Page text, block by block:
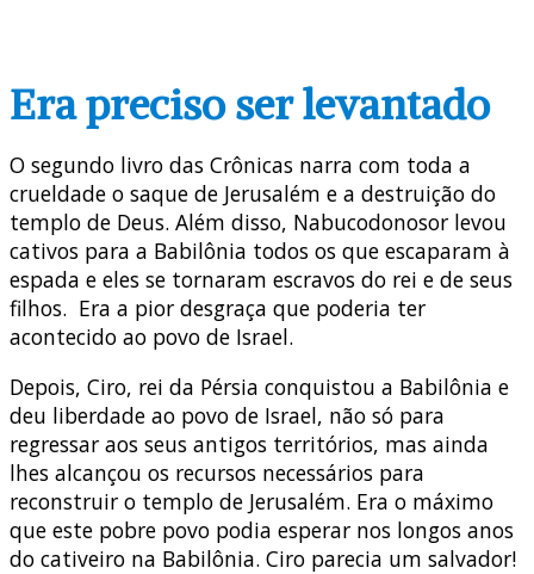
Era preciso ser levantado
O segundo livro das Crônicas narra com toda a
crueldade o saque de Jerusalém e a destruição do
templo de Deus. Além disso, Nabucodonosor levou
cativos para a Babilônia todos os que escaparam à
espada e eles se tornaram escravos do rei e de seus
filhos. Era a pior desgraça que poderia ter
acontecido ao povo de Israel.
Depois, Ciro, rei da Pérsia conquistou a Babilônia e
deu liberdade ao povo de Israel, não só para
regressar aos seus antigos territórios, mas ainda
lhes alcançou os recursos necessários para
reconstruir o templo de Jerusalém. Era o máximo
que este pobre povo podia esperar nos longos anos
do cativeiro na Babilônia. Ciro parecia um salvador!